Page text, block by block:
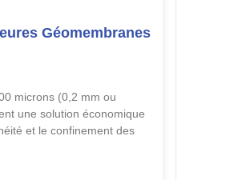
Géomembranes
microns (0,2 mm ou
une solution économique
et le confinement des